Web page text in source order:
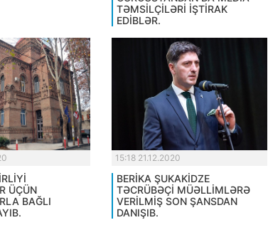
TƏMSİLÇİLƏRİ İŞTİRAK
EDİBLƏR.
ÜÇÜN
BAĞLI
15:18 21.12.2020
BERİKA ŞUKAKİDZE
TƏCRÜBƏÇİ MÜƏLLİMLƏRƏ
VERİLMİŞ SON ŞANSDAN
DANIŞIB.